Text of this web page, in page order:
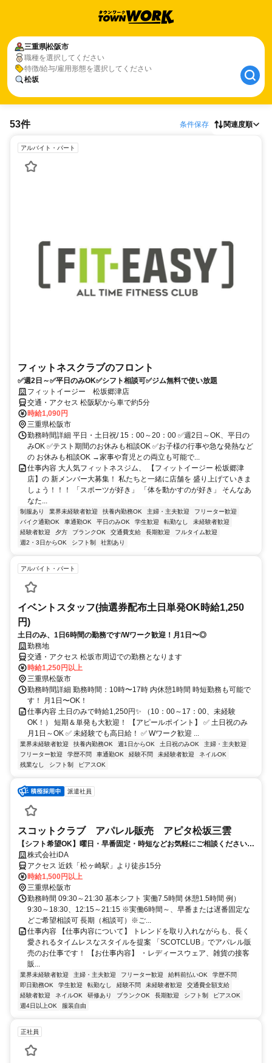
三重県松阪市
職種を選択してください
特徴/給与/雇用形態を選択してください
松坂
53件 条件保存 関連度順
アルバイト・パート
フィットネスクラブのフロント
✅週2日～✅平日のみOK✅シフト相談可✅ジム無料で使い放題
フィットイージー 松坂郷津店
交通・アクセス 松阪駅から車で約5分
時給1,090円
三重県松阪市
勤務時間詳細 平日・土日祝/ 15：00～20：00 ✅週2日～OK、平日の
みOK ✅テスト期間のお休みも相談OK ✅お⼦様の⾏事や急な発熱など
の お休みも相談OK →家事や育児との両⽴も可能で...
仕事内容 大人気フィットネスジム、 【フィットイージー 松坂郷津
店】の 新メンバー大募集！ 私たちと一緒に店舗を 盛り上げていきま
しょう！！！ 「スポーツが好き」 「体を動かすのが好き」 そんなあ
なた...
制服あり 業界未経験者歓迎 扶養内勤務OK 主婦・主夫歓迎
フリーター歓迎
バイク通勤OK
車通勤OK 平日のみOK 学生歓迎 転勤なし
未経験者歓迎
経験者歓迎
夕方 ブランクOK 交通費支給 長期歓迎
フルタイム歓迎
週2・3日からOK
シフト制 社割あり
アルバイト・パート
イベントスタッフ(抽選券配布土日単発OK時給1,250
円)
土日のみ、1日6時間の勤務です/Wワーク歓迎！月1日〜◎
勤務地
交通・アクセス 松坂市周辺での勤務となります
時給1,250円以上
三重県松阪市
勤務時間詳細 勤務時間：10時〜17時 内休憩1時間 時短勤務も可能で
す！ 月1日〜OK！
仕事内容 土日のみで時給1,250円✨ （10：00～17：00、未経験
OK！） 短期＆単発も大歓迎！ 【アピールポイント】 ✅ 土日祝のみ
月1日～OK ✅ 未経験でも高日給！ ✅ Wワーク歓迎 ...
業界未経験者歓迎 扶養内勤務OK 週1日からOK 土日祝のみOK
主婦・主夫歓迎
フリーター歓迎
学歴不問 車通勤OK 経験不問 未経験者歓迎
ネイルOK
残業なし
シフト制 ピアスOK
派遣社員
スコットクラブ アパレル販売 アピタ松坂三雲
【シフト希望OK】曜日・早番固定・時短などお気軽にご相談ください！
前払いOK
株式会社iDA
アクセス 近鉄「松ヶ崎駅」より徒歩15分
時給1,500円以上
三重県松阪市
勤務時間 09:30～21:30 基本シフト 実働7.5時間 休憩1.5時間 例）
9:30～18:30、12:15～21:15 ※実働6時間～、早番または遅番固定な
どご希望相談可 長期（相談可）※ご...
仕事内容 【仕事内容について】 トレンドを取り入れながらも、長く
愛されるタイムレスなスタイルを提案 「SCOTCLUB」でアパレル販
売のお仕事です！ 【お仕事内容】 ・レディースウェア、雑貨の接客
販...
業界未経験者歓迎 主婦・主夫歓迎 フリーター歓迎 給料前払いOK
学歴不問
即日勤務OK
学生歓迎 転勤なし 経験不問 未経験者歓迎
交通費全額支給
経験者歓迎
ネイルOK 研修あり ブランクOK 長期歓迎 シフト制
ピアスOK
週4日以上OK
服装自由
正社員